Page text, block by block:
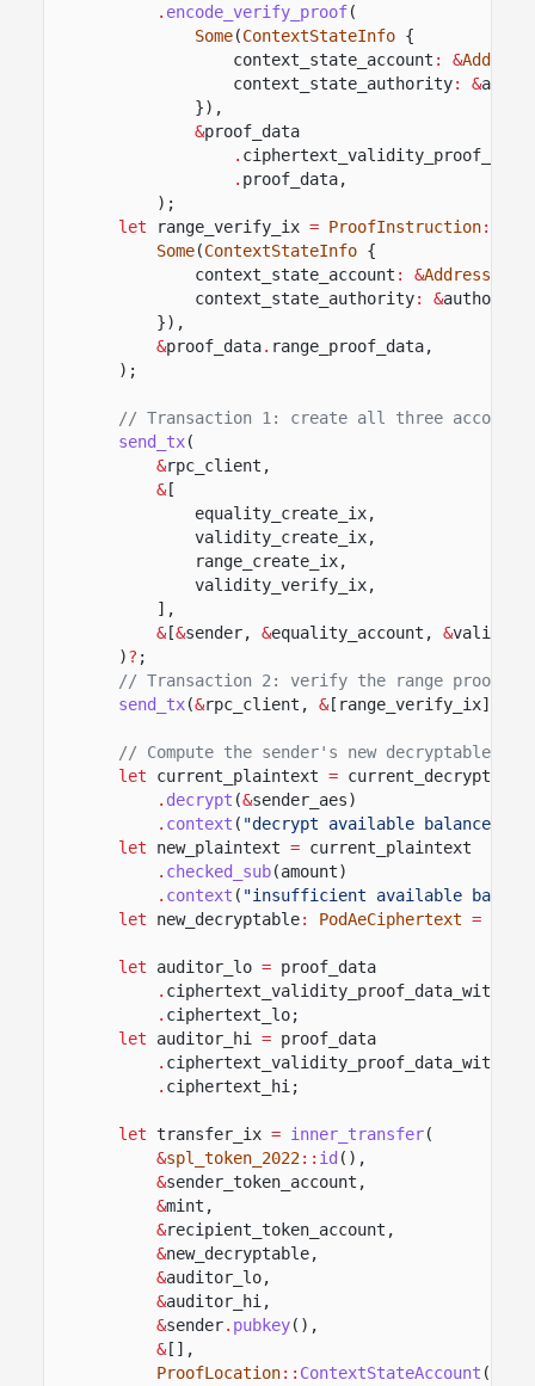
. encode_verify_proof(
Some(ContextStateInfo {
context_state_account : &Address
context_state_authority: &
}),
&proof_data
.
. proof_data,
);
let
range_verify_ix = ProofInstruction::
Some(ContextStateInfo {
context_state_account : &Address
context_state_authority: &
}),
&proof_data. range_proof_data,
);
// Transaction 1: create all three
send_tx(
&rpc_client,
&[
equality_create_ix,
validity_create_ix,
range_create_ix,
validity_verify_ix,
],
&[&sender, &equality_account, &
)? ;
// Transaction 2: verify the range proof
send_tx(&rpc_client, &[range_verify_ix],
// Compute the sender's new decryptable
let
current_plaintext = current_decryptable
. decrypt (&sender_aes)
. context ( "decrypt available balance"
let
new_plaintext = current_plaintext
. checked_sub(amount)
. context ( "insufficient available
let
new_decryptable: PodAeCiphertext =
let auditor_lo = proof_data
.
. ciphertext_lo;
let
auditor_hi = proof_data
.
. ciphertext_hi;
let transfer_ix = inner_transfer(
&spl_token_2022:: id (),
&sender_token_account,
&mint,
&recipient_token_account,
&new_decryptable,
&auditor_lo,
&auditor_hi,
&sender. pubkey(),
&[],
ProofLocation:: ContextStateAccount (